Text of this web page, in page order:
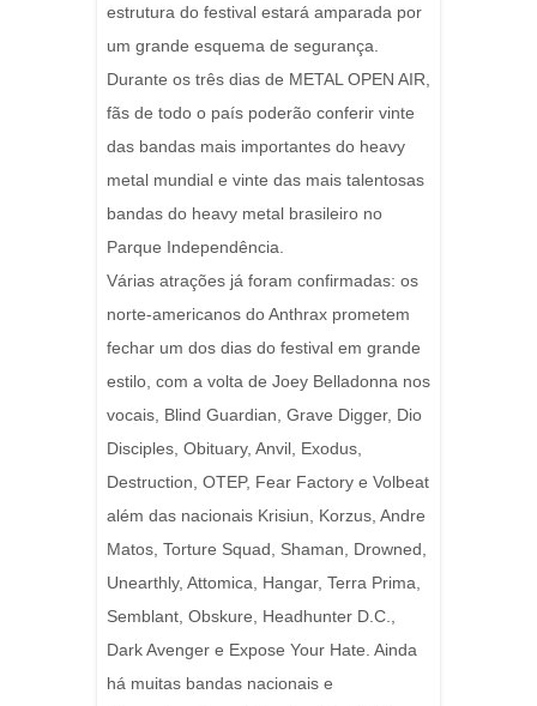
estrutura do festival estará amparada por
um grande esquema de segurança.
Durante os três dias de METAL OPEN AIR,
fãs de todo o país poderão conferir vinte
das bandas mais importantes do heavy
metal mundial e vinte das mais talentosas
bandas do heavy metal brasileiro no
Parque Independência.
Várias atrações já foram confirmadas: os
norte-americanos do Anthrax prometem
fechar um dos dias do festival em grande
estilo, com a volta de Joey Belladonna nos
vocais, Blind Guardian, Grave Digger, Dio
Disciples, Obituary, Anvil, Exodus,
Destruction, OTEP, Fear Factory e Volbeat
além das nacionais Krisiun, Korzus, Andre
Matos, Torture Squad, Shaman, Drowned,
Unearthly, Attomica, Hangar, Terra Prima,
Semblant, Obskure, Headhunter D.C.,
Dark Avenger e Expose Your Hate. Ainda
há muitas bandas nacionais e